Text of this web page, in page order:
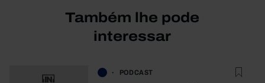
Também lhe pode
interessar
PODCAST